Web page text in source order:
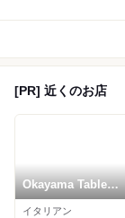
[PR] 近くのお店
Okayama Table
TERRA
イタリアン